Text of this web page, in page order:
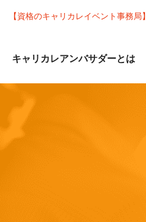
キャリカレアンバサダーとは
【資格のキャリカレイベント事務局】